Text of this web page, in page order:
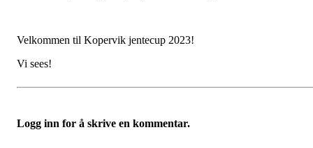
Velkommen til Kopervik jentecup 2023!
Vi sees!
Logg inn for å skrive en kommentar.